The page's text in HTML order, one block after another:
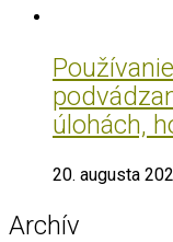
úlohách,
20. augusta
Archív